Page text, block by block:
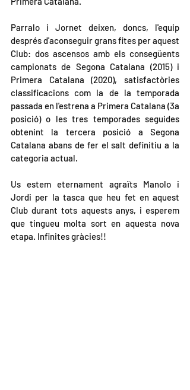
Parralo i Jornet deixen, doncs, l'equip
després d'aconseguir grans fites per aquest
Club: dos ascensos amb els consegüents
campionats de Segona Catalana (2015) i
Primera Catalana (2020), satisfactòries
classificacions com la de la temporada
passada en l'estrena a Primera Catalana (3a
posició) o les tres temporades seguides
obtenint la tercera posició a Segona
Catalana abans de fer el salt definitiu a la
categoria actual.
Us estem eternament agraïts Manolo i
Jordi per la tasca que heu fet en aquest
Club durant tots aquests anys, i esperem
que tingueu molta sort en aquesta nova
etapa. Infinites gràcies!!